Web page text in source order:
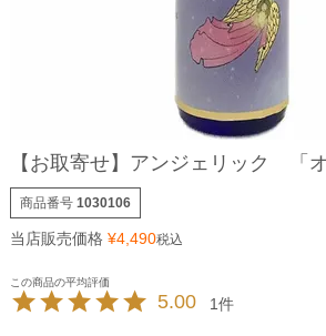
【お取寄せ】アンジェリック 「オ
商品番号 1030106
当店販売価格 ¥4,490税込
5.00 1